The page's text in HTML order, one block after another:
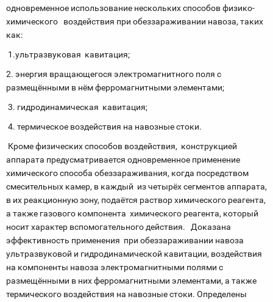
одновременное использование нескольких способов физико-
химического воздействия при обеззараживании навоза, таких
как:
1.ультразвуковая кавитация;
2. энергия вращающегося электромагнитного поля с
размещёнными в нём ферромагнитными элементами;
3. гидродинамическая кавитация;
4. термическое воздействия на навозные стоки.
Кроме физических способов воздействия, конструкцией
аппарата предусматривается одновременное применение
химического способа обеззараживания, когда посредством
смесительных камер, в каждый из четырёх сегментов аппарата,
в их реакционную зону, подаётся раствор химического реагента,
а также газового компонента химического реагента, который
носит характер вспомогательного действия. Доказана
эффективность применения при обеззараживании навоза
ультразвуковой и гидродинамической кавитации, воздействия
на компоненты навоза электромагнитными полями с
размещёнными в них ферромагнитными элементами, а также
термического воздействия на навозные стоки. Определены